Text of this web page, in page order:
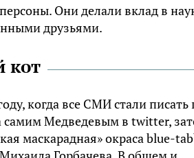
Они делали вклад в
друзьями.
кот
когда все СМИ стали писать
самим Медведевым в twitter,
маскарадная» окраса blue-